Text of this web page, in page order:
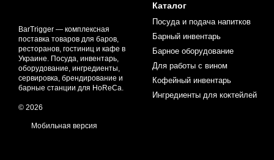
охлаждение и
Богатый выбор форм и
Идея использования
атрибутом
Современные
Кулеры и стойки для
шампанского и
мероприятию
В нашем магазине
BarTrigger — комплексная
поставка товаров для баров,
ресторанов, гостиниц и кафе в
Украине. Посуда, инвентарь,
оборудование, ингредиенты,
сервировка, брендирование и
барные станции для HoReCa.
© 2026
Мобильная версия
Каталог
Посуда и подача напитков
Барный инвентарь
Барное оборудование
Для работы с вином
Кофейный инвентарь
Ингредиенты для коктейлей